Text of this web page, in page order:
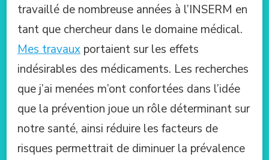
travaillé de nombreuse années à l’INSERM en
tant que chercheur dans le domaine médical.
Mes travaux portaient sur les effets
indésirables des médicaments. Les recherches
que j’ai menées m’ont confortées dans l’idée
que la prévention joue un rôle déterminant sur
notre santé, ainsi réduire les facteurs de
risques permettrait de diminuer la prévalence